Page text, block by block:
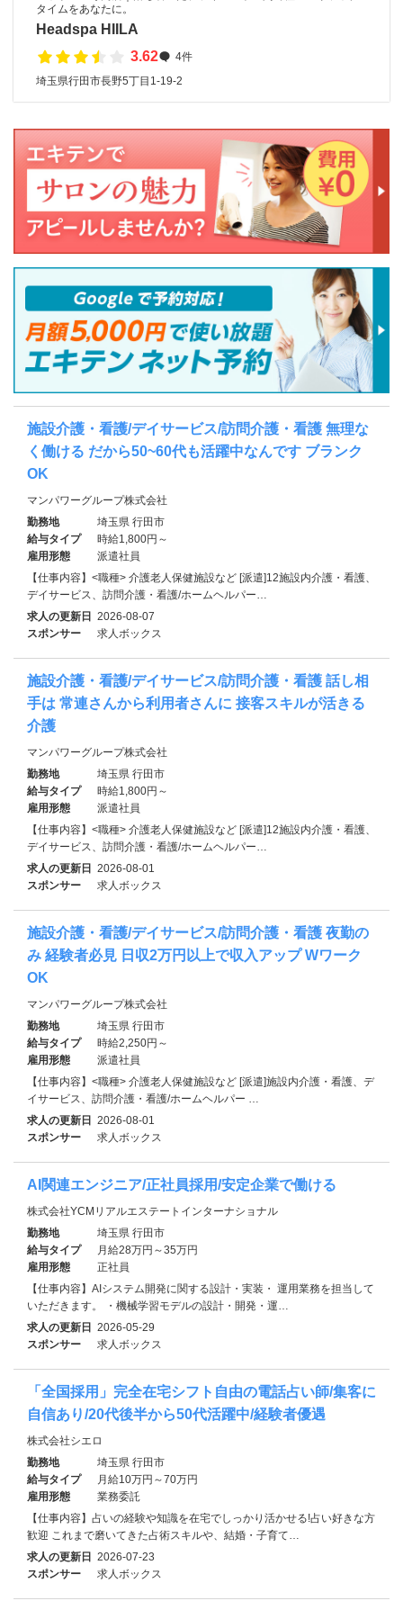
タイムをあなたに。
Headspa HIILA
3.62
4件
埼玉県行田市長野5丁目1-19-2
施設介護・看護/デイサービス/訪問介護・看護 無理な
く働ける だから50~60代も活躍中なんです ブランク
OK
マンパワーグループ株式会社
勤務地
埼玉県 行田市
給与タイプ
時給1,800円～
雇用形態
派遣社員
【仕事内容】<職種> 介護老人保健施設など [派遣]12施設内介護・看護、
デイサービス、訪問介護・看護/ホームヘルパー…
求人の更新日 2026-08-07
スポンサー
求人ボックス
施設介護・看護/デイサービス/訪問介護・看護 話し相
手は 常連さんから利用者さんに 接客スキルが活きる
介護
マンパワーグループ株式会社
勤務地
埼玉県 行田市
給与タイプ
時給1,800円～
雇用形態
派遣社員
【仕事内容】<職種> 介護老人保健施設など [派遣]12施設内介護・看護、
デイサービス、訪問介護・看護/ホームヘルパー…
求人の更新日 2026-08-01
スポンサー
求人ボックス
施設介護・看護/デイサービス/訪問介護・看護 夜勤の
み 経験者必見 日収2万円以上で収入アップ Wワーク
OK
マンパワーグループ株式会社
勤務地
埼玉県 行田市
給与タイプ
時給2,250円～
雇用形態
派遣社員
【仕事内容】<職種> 介護老人保健施設など [派遣]施設内介護・看護、デ
イサービス、訪問介護・看護/ホームヘルパー …
求人の更新日 2026-08-01
スポンサー
求人ボックス
AI関連エンジニア/正社員採用/安定企業で働ける
株式会社YCMリアルエステートインターナショナル
勤務地
埼玉県 行田市
給与タイプ
月給28万円～35万円
雇用形態
正社員
【仕事内容】AIシステム開発に関する設計・実装・ 運用業務を担当して
いただきます。 ・機械学習モデルの設計・開発・運…
求人の更新日 2026-05-29
スポンサー
求人ボックス
「全国採用」完全在宅シフト自由の電話占い師/集客に
自信あり/20代後半から50代活躍中/経験者優遇
株式会社シエロ
勤務地
埼玉県 行田市
給与タイプ
月給10万円～70万円
雇用形態
業務委託
【仕事内容】占いの経験や知識を在宅でしっかり活かせる!占い好きな方
歓迎 これまで磨いてきた占術スキルや、結婚・子育て…
求人の更新日 2026-07-23
スポンサー
求人ボックス